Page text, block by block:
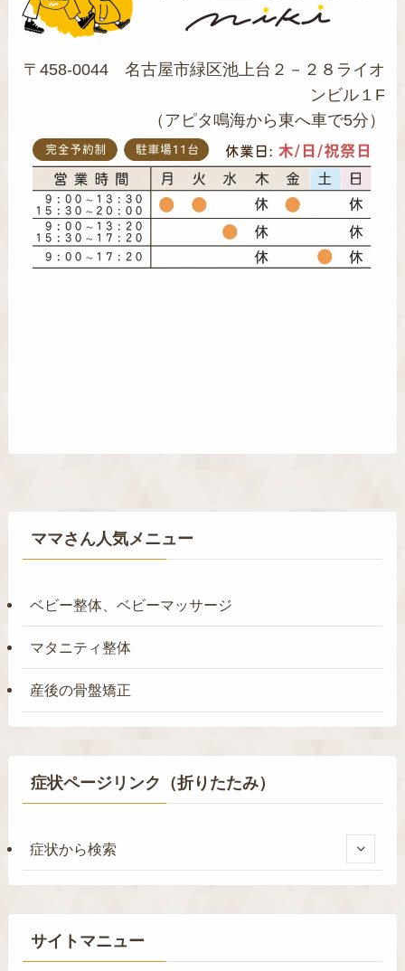
〒458-0044 名古屋市緑区池上台２－２８ライオ
ンビル１F
（アピタ鳴海から東へ車で5分）
ママさん人気メニュー
ベビー整体、ベビーマッサージ
マタニティ整体
産後の骨盤矯正
症状ページリンク（折りたたみ）
症状から検索
サイトマニュー